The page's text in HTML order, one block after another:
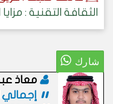
الثقافة التقنية :
معاذ
إجمالي